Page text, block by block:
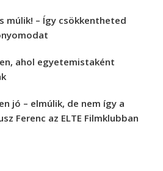
múlik! – Így csökkentheted
ahol egyetemistaként
jó – elmúlik, de nem így a
Ferenc az ELTE Filmklubban